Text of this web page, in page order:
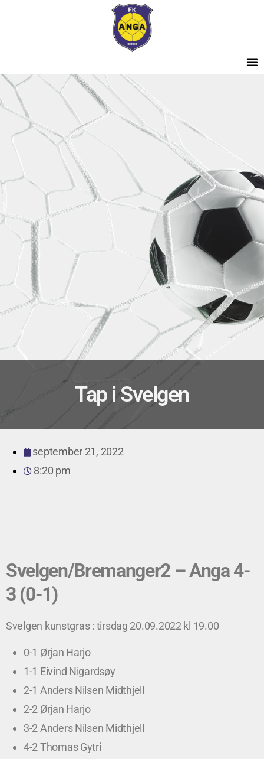
Tap i Svelgen
september 21, 2022
8:20 pm
Svelgen/Bremanger2 – Anga 4-
3 (0-1)
Svelgen kunstgras : tirsdag 20.09.2022 kl 19.00
0-1 Ørjan Harjo
1-1 Eivind Nigardsøy
2-1 Anders Nilsen Midthjell
2-2 Ørjan Harjo
3-2 Anders Nilsen Midthjell
4-2 Thomas Gytri